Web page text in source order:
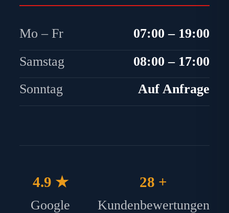
Mo – Fr
07:00 – 19:00
Samstag
08:00 – 17:00
Sonntag
Auf Anfrage
4.9 ★
Google
28 +
Kundenbewertungen